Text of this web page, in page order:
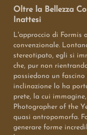
Oltre la Bellezza
Inattesi
L'approccio di Formis
convenzionale.
stereotipato, egli si
che, pur non
possiedono un
inclinazione lo ha
prete, la cui
Photographer of the
quasi antropomorfa.
generare forme